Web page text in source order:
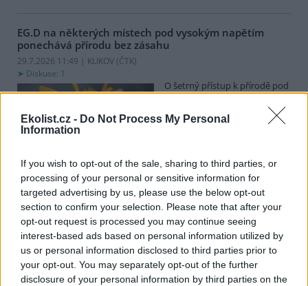
Ekolist.cz - Do Not Process My Personal
Information
If you wish to opt-out of the sale, sharing to third parties, or
processing of your personal or sensitive information for
targeted advertising by us, please use the below opt-out
section to confirm your selection. Please note that after your
opt-out request is processed you may continue seeing
interest-based ads based on personal information utilized by
us or personal information disclosed to third parties prior to
your opt-out. You may separately opt-out of the further
disclosure of your personal information by third parties on the
EG.D na některých místech pod vysokým napětím
ponechává přírodu bez zásahu
29.7.2026 11:49 | KLIKOV (ČTK)
Diskuse: 1
O šetrný přístup k přírodě pod
snaží distributor elektřiny
EG.D. U Klikova na
pás pod vysokým napětím, ale jen odstraňují vyšší dřeviny.
Novinářům to dnes řekli zástupci společnosti. Chtějí pomoci tomu,
aby krajina kolem energetické infrastruktury byla druhově pestřejší
a odolnější.
Zájem o elektrická nákladní auta v Česku roste, ale
pomaleji než v EU
29.7.2026 11:25 (ČTK )
Diskuse: 2